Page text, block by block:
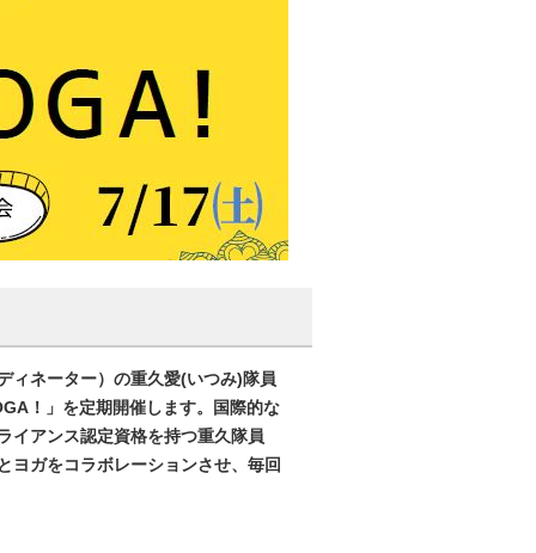
ィネーター）の重久愛(いつみ)隊員
！」を定期開催します。国際的な
イアンス認定資格を持つ重久隊員
ヨガをコラボレーションさせ、毎回